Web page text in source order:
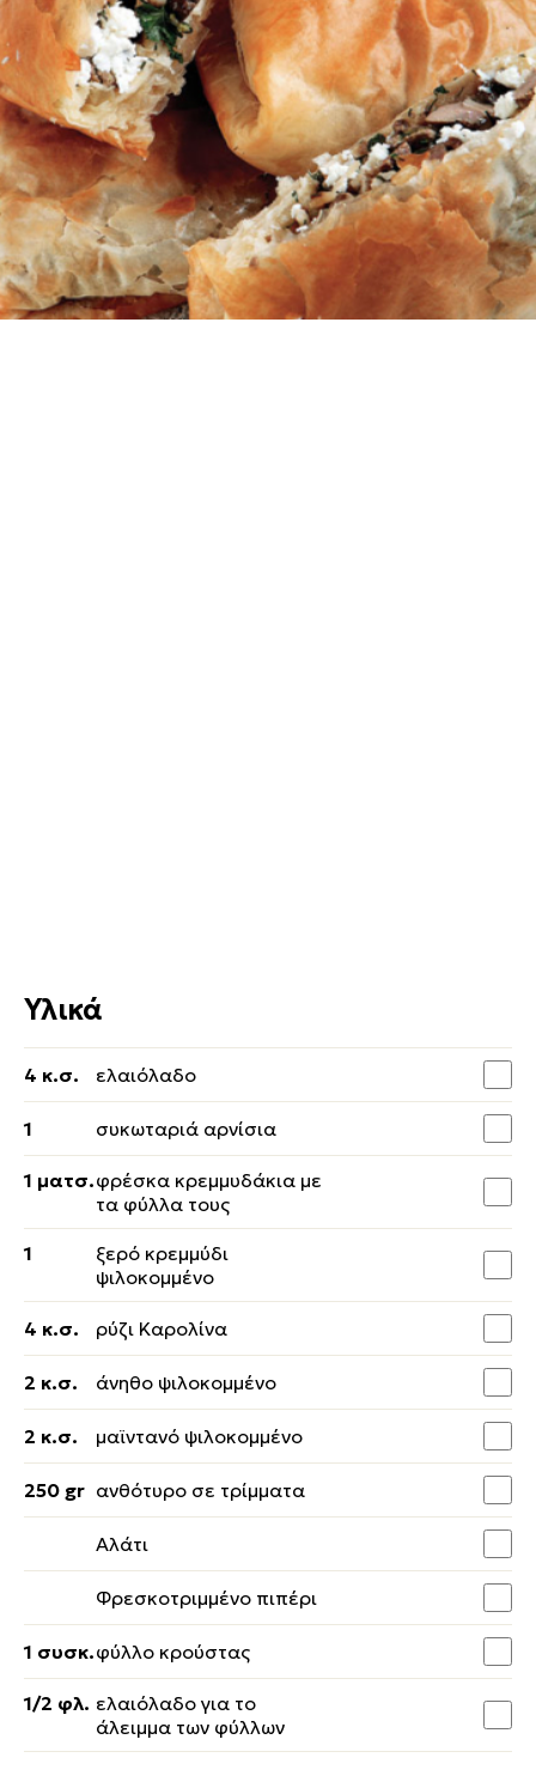
Μεσαία 1:00
12 30 λεπτά 30 λεπτά
Υλικά
4 κ.σ. ελαιόλαδο
1 συκωταριά αρνίσια
1 ματσ.φρέσκα κρεμμυδάκια με
τα φύλλα τους
1
ξερό κρεμμύδι
ψιλοκομμένο
4 κ.σ. ρύζι Καρολίνα
2 κ.σ. άνηθο ψιλοκομμένο
2 κ.σ. μαϊντανό ψιλοκομμένο
250 gr ανθότυρο σε τρίμματα
Αλάτι
Φρεσκοτριμμένο πιπέρι
1 συσκ.φύλλο κρούστας
1/2 φλ. ελαιόλαδο για το
άλειμμα των φύλλων